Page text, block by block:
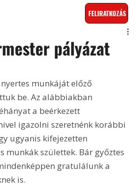
FELIRATKOZÁS
pályázat
munkáját előző
be. Az alábbiakban
a beérkezett
igazolni szeretnénk korábbi
ugyanis kifejezetten
munkák születtek. Bár győztes
gratulálunk a
is.